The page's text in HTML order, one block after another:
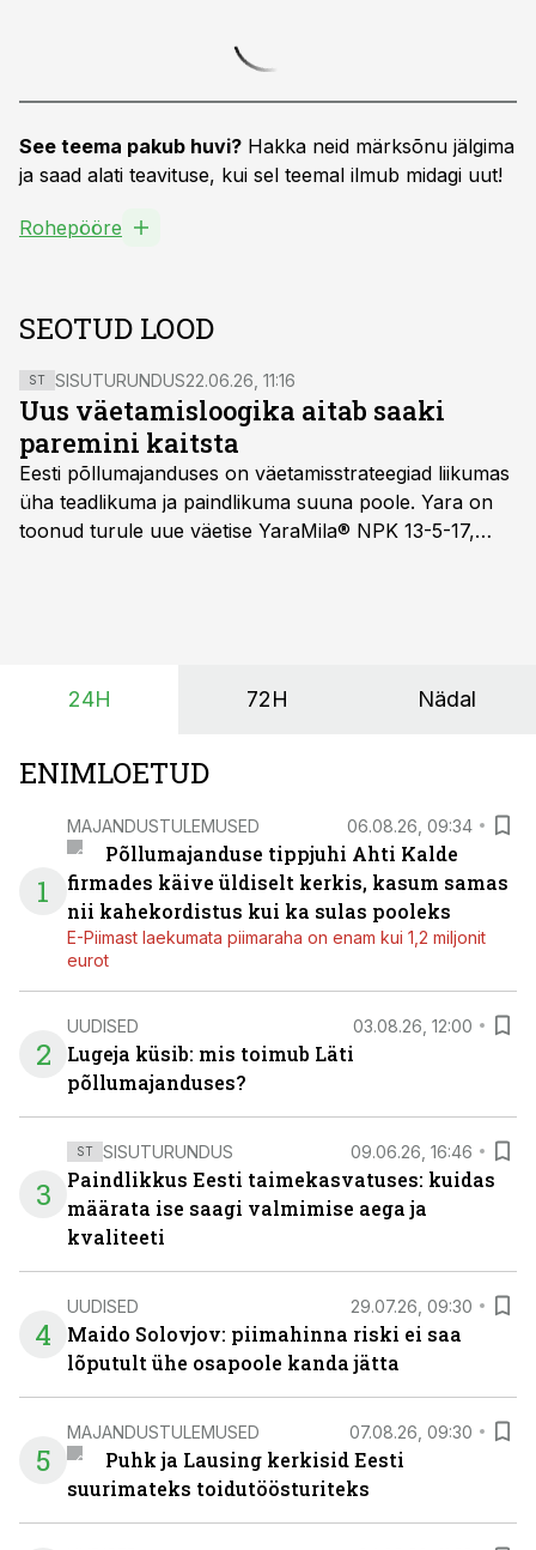
See teema pakub huvi? Hakka neid märksõnu jälgima
ja saad alati teavituse, kui sel teemal ilmub midagi uut!
Rohepööre
SEOTUD LOOD
ST SISUTURUNDUS22.06.26, 11:16
Uus väetamisloogika aitab saaki
paremini kaitsta
Eesti põllumajanduses on väetamisstrateegiad liikumas
üha teadlikuma ja paindlikuma suuna poole. Yara on
toonud turule uue väetise YaraMila® NPK 13-5-17,
24H 72H Nädal
ENIMLOETUD
1
MAJANDUSTULEMUSED 06.08.26, 09:34
Põllumajanduse tippjuhi Ahti Kalde
firmades käive üldiselt kerkis, kasum samas
nii kahekordistus kui ka sulas pooleks
E-Piimast laekumata piimaraha on enam kui 1,2 miljonit
eurot
2
UUDISED 03.08.26, 12:00
Lugeja küsib: mis toimub Läti
põllumajanduses?
3
ST SISUTURUNDUS 09.06.26, 16:46
Paindlikkus Eesti taimekasvatuses: kuidas
määrata ise saagi valmimise aega ja
kvaliteeti
4
UUDISED 29.07.26, 09:30
Maido Solovjov: piimahinna riski ei saa
lõputult ühe osapoole kanda jätta
5
MAJANDUSTULEMUSED 07.08.26, 09:30
Puhk ja Lausing kerkisid Eesti
suurimateks toidutöösturiteks